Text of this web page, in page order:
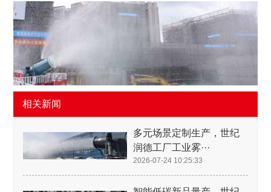
相关新闻
多元场景定制生产，世纪
润德工厂工业雾···
2026-07-24 10:25:33